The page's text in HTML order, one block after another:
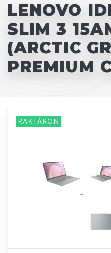
LENOVO
SLIM 3
(ARCTIC
PREMIUM
RAKTÁRON